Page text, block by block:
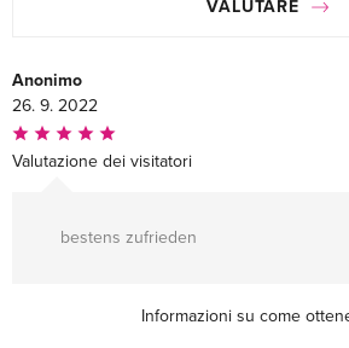
VALUTARE
Anonimo
26. 9. 2022
Valutazione dei visitatori
bestens zufrieden
Informazioni su come